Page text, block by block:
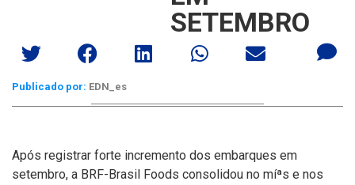
SETEMBRO
Publicado por: EDN_es
Após registrar forte incremento dos embarques em
setembro, a BRF-Brasil Foods consolidou no míªs e nos